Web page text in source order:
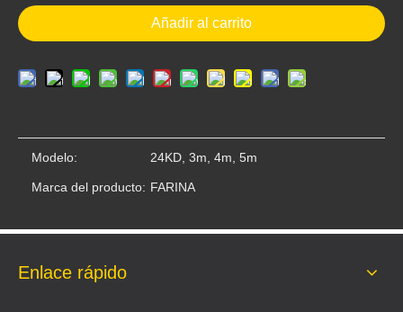
Añadir al carrito
Modelo: 24KD, 3m, 4m, 5m
Marca del producto: FARINA
Enlace rápido